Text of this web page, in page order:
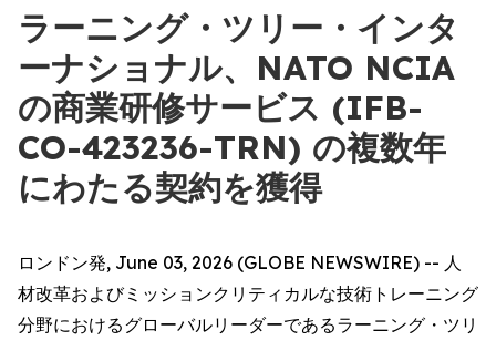
ラーニング・ツリー・インタ
ーナショナル、NATO NCIA
の商業研修サービス (IFB-
CO-423236-TRN) の複数年
にわたる契約を獲得
ロンドン発, June 03, 2026 (GLOBE NEWSWIRE) -- 人
材改革およびミッションクリティカルな技術トレーニング
分野におけるグローバルリーダーであるラーニング・ツリ